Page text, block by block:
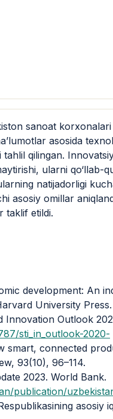
sanoat
asosida
qilingan.
ularni qo‘llab-
natijadorligi
asosiy omillar
taklif etildi.
development: An
University Press.
Innovation Outlook
sti_in_outlook-2020-
smart, connected
93(10), 96–114.
2023. World Bank.
publication/
asosiy